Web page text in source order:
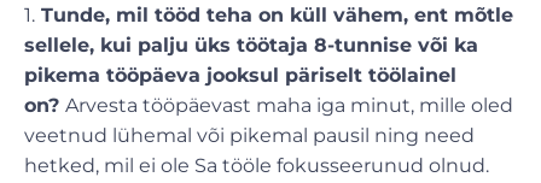
1. Tunde, mil tööd teha on küll vähem, ent mõtle
sellele, kui palju üks töötaja 8-tunnise või ka
pikema tööpäeva jooksul päriselt töölainel
on? Arvesta tööpäevast maha iga minut, mille oled
veetnud lühemal või pikemal pausil ning need
hetked, mil ei ole Sa tööle fokusseerunud olnud.